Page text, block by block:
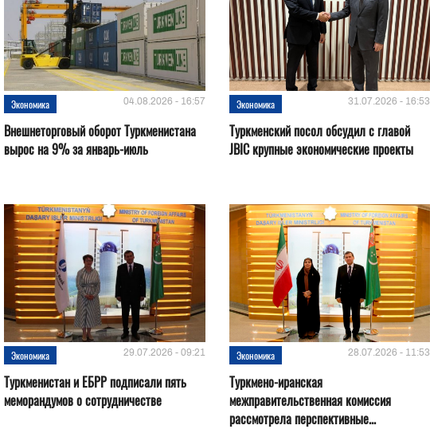
Экономика 04.08.2026 - 16:57
Внешнеторговый оборот Туркменистана
вырос на 9% за январь-июль
Экономика 31.07.2026 - 16:53
Туркменский посол обсудил с главой
JBIC крупные экономические проекты
Экономика 29.07.2026 - 09:21
Туркменистан и ЕБРР подписали пять
меморандумов о сотрудничестве
Экономика 28.07.2026 - 11:53
Туркмено-иранская
межправительственная комиссия
рассмотрела перспективные...